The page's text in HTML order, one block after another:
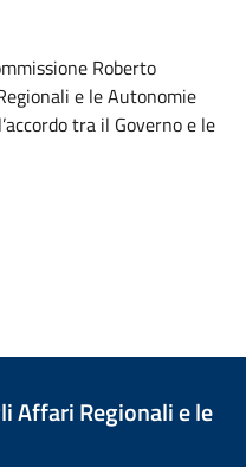
Roberto
e le Autonomie
tra il Governo e le
Affari Regionali e le